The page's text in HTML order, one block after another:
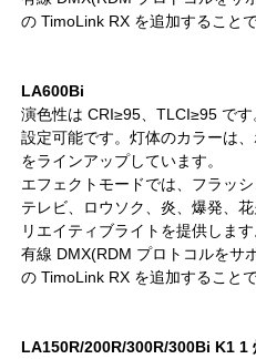
の TimoLink RX を追加すること
LA600Bi
演色性は CRI≥95、TLCI≥95 で
設定可能です。灯体のカラーは
をラインアップしています。
エフェクトモードでは、フラッ
テレビ、ロウソク、炎、爆発、
リエイティブライトを提供します
有線 DMX(RDM プロトコルをサ
の TimoLink RX を追加すること
LA150R/200R/300R/300Bi K1 1